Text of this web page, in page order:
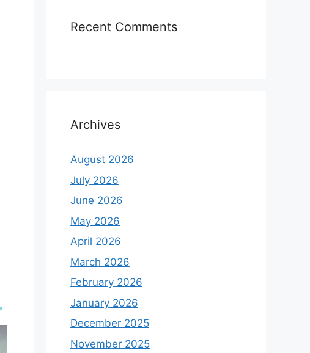
Recent Comments
Archives
August 2026
July 2026
June 2026
May 2026
April 2026
March 2026
February 2026
January 2026
December 2025
November 2025